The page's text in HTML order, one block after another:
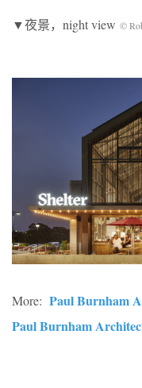
▼夜景，night view ©
More: Paul Burnham
Paul Burnham